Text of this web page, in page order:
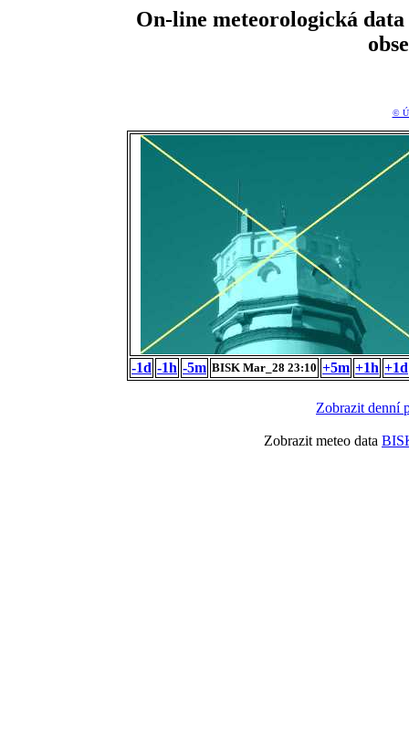
On-line meteorologická
©
-1d -1h -5m BISK Mar_28 23:10 +5m +1h +1d
Zobrazit denní
Zobrazit meteo data